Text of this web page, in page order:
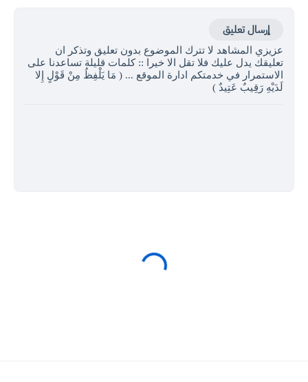
إرسال تعليق
عزيزي المشاهد لا تترك الموضوع بدون تعليق وتذكر ان
تعليقك يدل عليك فلا تقل الا خيرا :: كلمات قليلة تساعدنا على
الاستمرار في خدمتكم ادارة الموقع ... ( مَا يَلْفِظُ مِنْ قَوْلٍ إِلا
لَدَيْهِ رَقِيبٌ عَتِيدٌ )